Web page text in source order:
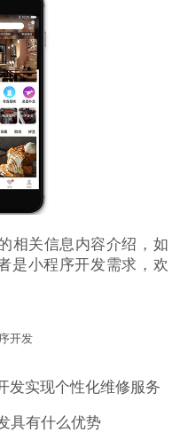
相关信息内容介绍，如
是小程序开发需求，欢
开发
发实现个性化维修服务
具有什么优势